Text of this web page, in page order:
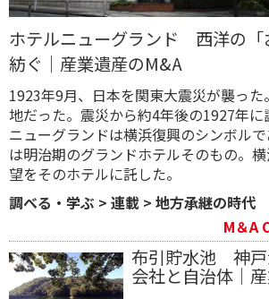
ホテルニューグランド 西洋の「
紡ぐ｜産業遺産のM&A
1923年9月、日本を関東大震災が襲っ
地だった。震災から約4年後の1927年に
ニューグランドは横浜復興のシンボル
は明治期のグランドホテルそのもの。
望をそのホテルに託した。
調べる・学ぶ > 連載 > 地方承継の時代
M＆A
布引貯水池 神戸
会社と自治体｜